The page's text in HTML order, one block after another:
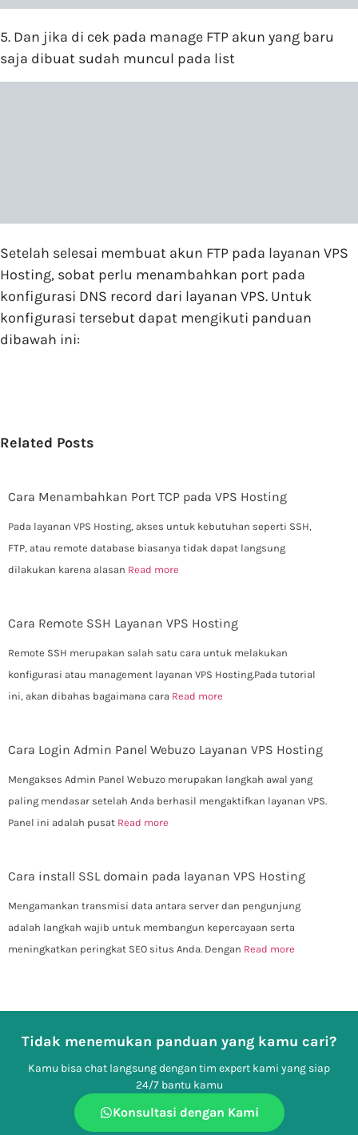
5. Dan jika di cek pada manage FTP akun yang baru
saja dibuat sudah muncul pada list
Setelah selesai membuat akun FTP pada layanan VPS
Hosting, sobat perlu menambahkan port pada
konfigurasi DNS record dari layanan VPS. Untuk
konfigurasi tersebut dapat mengikuti panduan
dibawah ini:
Related Posts
Cara Menambahkan Port TCP pada VPS Hosting
Pada layanan VPS Hosting, akses untuk kebutuhan seperti SSH,
FTP, atau remote database biasanya tidak dapat langsung
dilakukan karena alasan Read more
Cara Remote SSH Layanan VPS Hosting
Remote SSH merupakan salah satu cara untuk melakukan
konfigurasi atau management layanan VPS Hosting.Pada tutorial
ini, akan dibahas bagaimana cara Read more
Cara Login Admin Panel Webuzo Layanan VPS Hosting
Mengakses Admin Panel Webuzo merupakan langkah awal yang
paling mendasar setelah Anda berhasil mengaktifkan layanan VPS.
Panel ini adalah pusat Read more
Cara install SSL domain pada layanan VPS Hosting
Mengamankan transmisi data antara server dan pengunjung
adalah langkah wajib untuk membangun kepercayaan serta
meningkatkan peringkat SEO situs Anda. Dengan Read more
Tidak menemukan panduan yang kamu cari?
Kamu bisa chat langsung dengan tim expert kami yang siap
24/7 bantu kamu
Konsultasi dengan Kami